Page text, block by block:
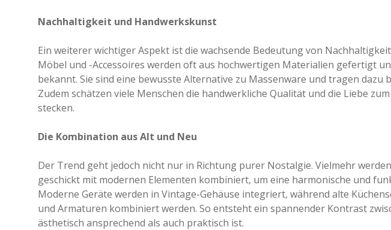
Nachhaltigkeit und Handwerkskunst
Ein weiterer wichtiger Aspekt ist die wachsende Bedeutung von
Möbel und -Accessoires werden oft aus hochwertigen Materialien gefertigt
bekannt. Sie sind eine bewusste Alternative zu Massenware und tragen dazu
Zudem schätzen viele Menschen die handwerkliche Qualität und die Liebe
stecken.
Die Kombination aus Alt und Neu
Der Trend geht jedoch nicht nur in Richtung purer Nostalgie. Vielmehr
geschickt mit modernen Elementen kombiniert, um eine harmonische und
Moderne Geräte werden in Vintage-Gehäuse integriert, während alte
und Armaturen kombiniert werden. So entsteht ein spannender Kontrast
ästhetisch ansprechend als auch praktisch ist.